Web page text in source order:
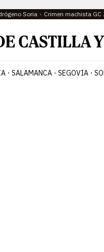
Soria Crimen machista GC
SALAMANCA SEGOVIA